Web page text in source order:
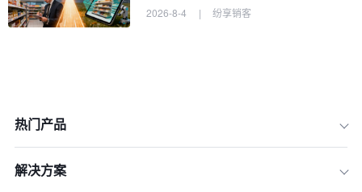
2026-8-4 | 纷享销客
热门产品
解决方案